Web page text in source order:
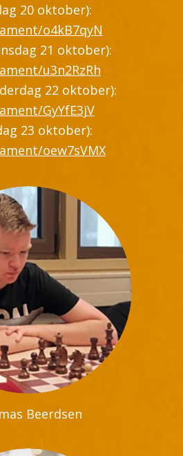
20 oktober):
o4kB7qyN
21 oktober):
u3n2RzRh
22 oktober):
GyYfE3jV
23 oktober):
oew7sVMX
Beerdsen